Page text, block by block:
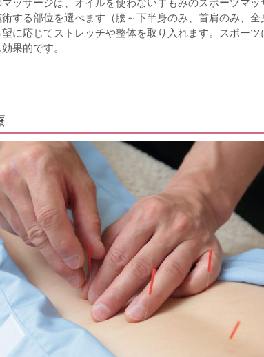
する部位を選べます（腰～下半身のみ、首肩のみ、全
に応じてストレッチや整体を取り入れます。スポー
果的です。